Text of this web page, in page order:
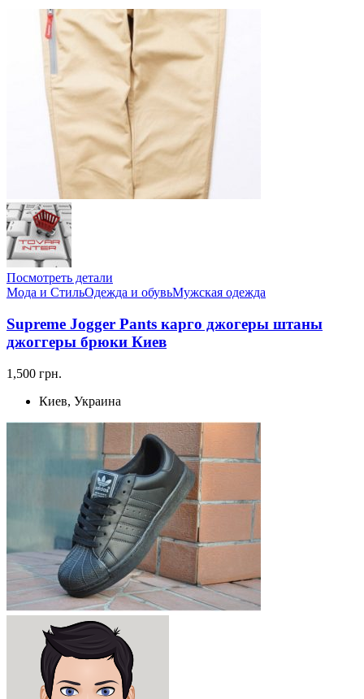
Посмотреть детали
Мода и СтильОдежда и обувьМужская одежда
Supreme Jogger Pants карго джогеры штаны
джоггеры брюки Киев
1,500 грн.
Киев, Украина